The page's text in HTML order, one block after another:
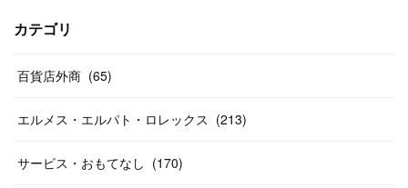
(17
(12)
(13
(14)
(29
(24)
(26
(26
(20)
(14
(46
(55
(38)
(20
(31
(33
(46)
(20
カテゴリ
百貨店外商 (65)
エルメス・エルパト・ロレックス (213)
サービス・おもてなし (170)